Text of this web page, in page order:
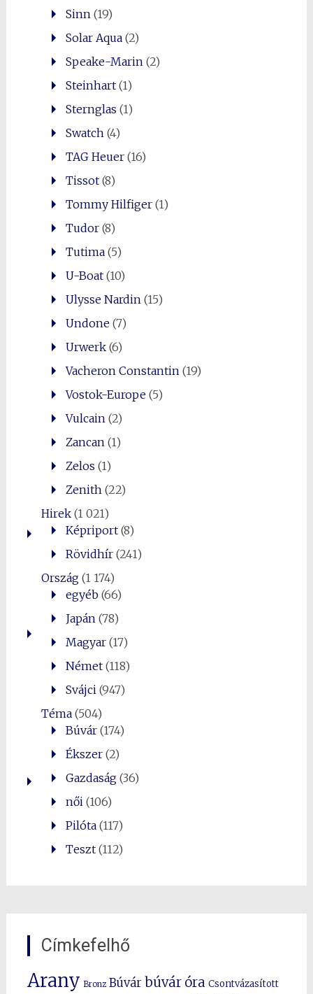
Sinn (19)
Solar Aqua(2)
Speake-Marin (2)
Steinhart(1)
Sternglas (1)
Swatch (4)
TAG Heuer(16)
Tissot(8)
Tommy Hilfiger(1)
Tudor(8)
Tutima(5)
U-Boat(10)
Ulysse Nardin (15)
Undone(7)
Urwerk(6)
Vacheron Constantin (19)
Vostok-Europe(5)
Vulcain (2)
Zancan (1)
Zelos (1)
Zenith (22)
Hirek(1 021)
Képriport(8)
Rövidhír(241)
Ország(1 174)
egyéb(66)
Japán (78)
Magyar(17)
Német(118)
Svájci (947)
Téma(504)
Búvár(174)
Ékszer(2)
Gazdaság(36)
női (106)
Pilóta(117)
Teszt(112)
Címkefelhő
Arany Bronz Búvár búvár óra Csontvázasított